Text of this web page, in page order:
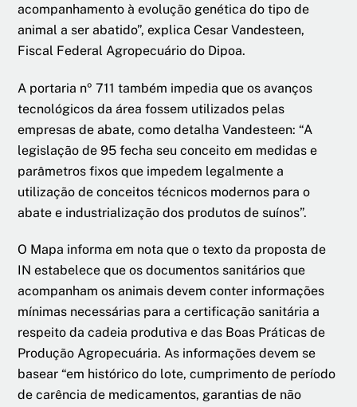
acompanhamento à evolução genética do tipo de
animal a ser abatido”, explica Cesar Vandesteen,
Fiscal Federal Agropecuário do Dipoa.
A portaria nº 711 também impedia que os avanços
tecnológicos da área fossem utilizados pelas
empresas de abate, como detalha Vandesteen: “A
legislação de 95 fecha seu conceito em medidas e
parâmetros fixos que impedem legalmente a
utilização de conceitos técnicos modernos para o
abate e industrialização dos produtos de suínos”.
O Mapa informa em nota que o texto da proposta de
IN estabelece que os documentos sanitários que
acompanham os animais devem conter informações
mínimas necessárias para a certificação sanitária a
respeito da cadeia produtiva e das Boas Práticas de
Produção Agropecuária. As informações devem se
basear “em histórico do lote, cumprimento de período
de carência de medicamentos, garantias de não